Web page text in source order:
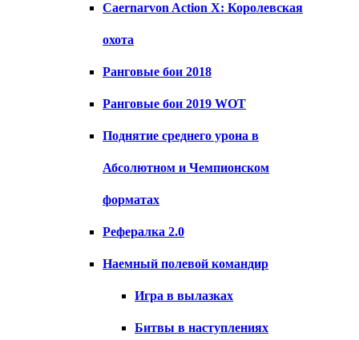
Caernarvon Action X: Королевская
охота
Ранговые бои 2018
Ранговые бои 2019 WOT
Поднятие среднего урона в
Абсолютном и Чемпионском
форматах
Рефералка 2.0
Наемный полевой командир
Игра в вылазках
Битвы в наступлениях